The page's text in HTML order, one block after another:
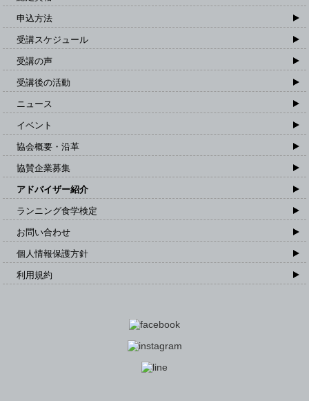
申込方法
受講スケジュール
受講の声
受講後の活動
ニュース
イベント
協会概要・沿革
協賛企業募集
アドバイザー紹介
ランニング食学検定
お問い合わせ
個人情報保護方針
利用規約